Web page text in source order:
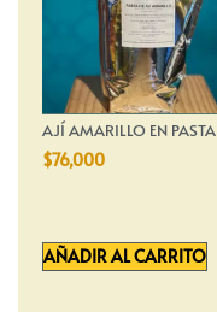
AJÍ AMARILLO EN PASTA
$76,000
AÑADIR AL CARRITO